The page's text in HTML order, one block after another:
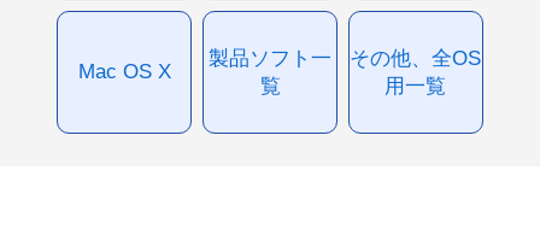
Mac OS X
製品ソフト一
覧
その他、全OS
用一覧